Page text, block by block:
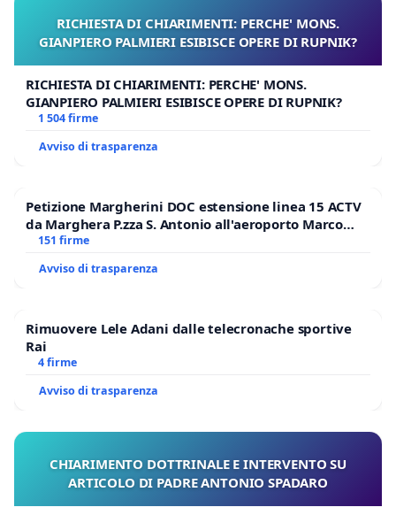
RICHIESTA DI CHIARIMENTI: PERCHE' MONS.
GIANPIERO PALMIERI ESIBISCE OPERE DI RUPNIK?
RICHIESTA DI CHIARIMENTI: PERCHE' MONS.
GIANPIERO PALMIERI ESIBISCE OPERE DI RUPNIK?
1 504 firme
Avviso di trasparenza
Petizione Margherini DOC estensione linea 15 ACTV
da Marghera P.zza S. Antonio all'aeroporto Marco
Polo tariffa a € 1,50
151 firme
Avviso di trasparenza
Rimuovere Lele Adani dalle telecronache sportive
Rai
4 firme
Avviso di trasparenza
CHIARIMENTO DOTTRINALE E INTERVENTO SU
ARTICOLO DI PADRE ANTONIO SPADARO